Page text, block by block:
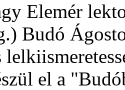
Elemér
Budó
el a